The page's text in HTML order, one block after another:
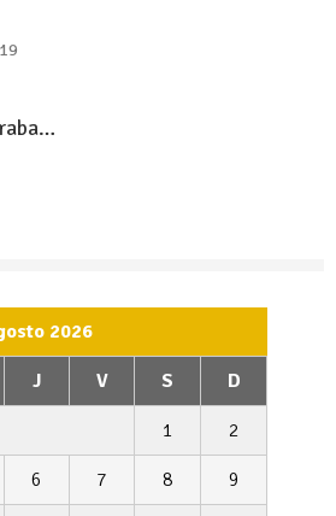
2026
J V S D
1 2
6 7 8 9